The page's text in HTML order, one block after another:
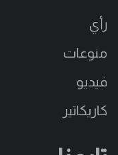
رأي
منوعات
فيديو
كاريكاتير